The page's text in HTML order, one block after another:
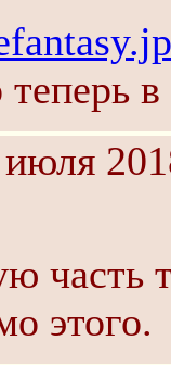
в
часть
этого.